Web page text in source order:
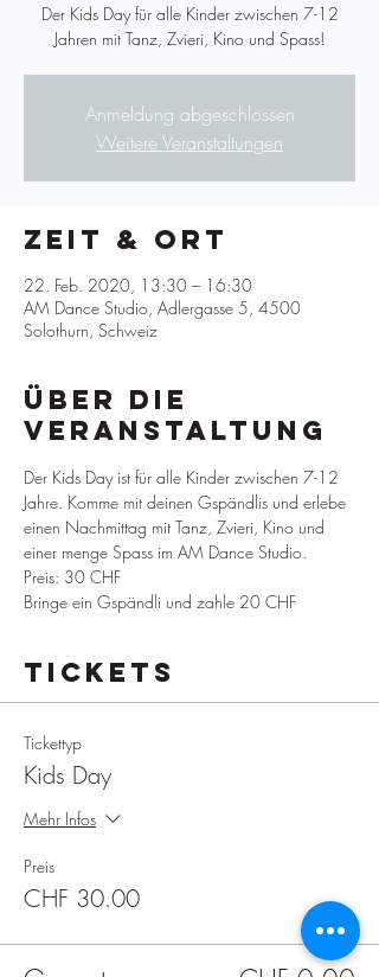
Der Kids Day für alle Kinder zwischen 7-12
Jahren mit Tanz, Zvieri, Kino und Spass!
Anmeldung abgeschlossen
Weitere Veranstaltungen
Zeit & Ort
22. Feb. 2020, 13:30 – 16:30
AM Dance Studio, Adlergasse 5, 4500
Solothurn, Schweiz
Über die
Veranstaltung
Der Kids Day ist für alle Kinder zwischen 7-12
Jahre. Komme mit deinen Gspändlis und erlebe
einen Nachmittag mit Tanz, Zvieri, Kino und
einer menge Spass im AM Dance Studio.
Preis: 30 CHF
Bringe ein Gspändli und zahle 20 CHF
Tickets
Tickettyp
Kids Day
Mehr Infos
Preis
CHF 30.00